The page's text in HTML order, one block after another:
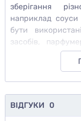
зберігання
наприклад
бути
засобів,
Висока якість
ідеальними для
ВІДГУКИ 0